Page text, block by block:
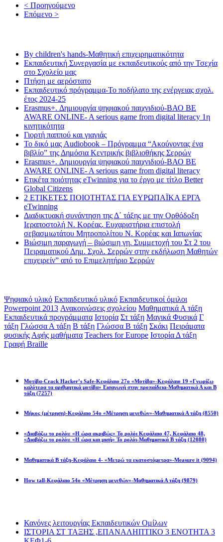
< Προηγούμενο
Επόμενο >
By children's hands-Μαθητική επιχειρηματικότητα
Εκπαιδευτική Συνεργασία με εκπαιδευτικούς από την Τσεχία
στο Σχολείο μας
Πτήση με αερόστατο
Εκπαιδευτικό πρόγραμμα-Το ποδήλατο της ενέργειας σχολ.
έτος 2024-25
Erasmus+. Δημιουργία ψηφιακού παιχνιδιού-ΒΑΟ BE
AWARE ONLINE- A serious game from digital literacy 1η
κινητικότητα
Γιορτή παππού και γιαγιάς
Το δικό μας Audiobook – Πρόγραμμα “Ακούγοντας ένα
βιβλίο” της Δημόσια Κεντρικής βιβλιοθήκης Σερρών
Erasmus+. Δημιουργία ψηφιακού παιχνιδιού-ΒΑΟ BE
AWARE ONLINE- A serious game from digital literacy
Ετικέτα ποιότητας eTwinning για το έργο με τίτλο Better
Global Citizens
2 ΕΤΙΚΕΤΕΣ ΠΟΙΟΤΗΤΑΣ ΓΙΑ ΕΥΡΩΠΑΪΚΑ ΕΡΓΑ
eTwinning
Διαδικτυακή συνάντηση της Δ΄ τάξης με την Ορθόδοξη
Ιεραποστολή Ν. Κορέας. Ευχαριστήρια επιστολή
σεβασμιωτάτου Μητροπολίτου Ν. Κορέας και Ιαπωνίας
Βιώσιμη παραγωγή – βιώσιμη γη. Συμμετοχή του Στ 2 του
Πειραματικού Δημ. Σχολ. Σερρών στην εκδήλωση Μαθητών
επιχειρείν” από το Επιμελητήριο Σερρών
Ψηφιακό υλικό Εκπαιδευτικό υλικό Εκπαιδευτικοί όμιλοι
Powerpoint 2013 Ανακοινώσεις σχολείου Μαθηματικά Α τάξη
Εκπαιδευτικά προγράμματα Ιστορία Στ τάξη Μαγικά Φυσικά Γ
τάξη Γλώσσα Α τάξη Β τάξη Γλώσσα Β τάξη Σκάκι Πειράματα
φυσικής Αφής μαθήματα Teachers for Europe Ιστορία Δ τάξη
Γραφή Braille
Μοτίβα-Crack Hacker’s Safe-Κεφάλαιο 27ο «Μοτίβα»-Κεφάλαιο 19 «Γνωρίζω
καλύτερα τα αριθμητικά μοτίβα» Εισαγωγή στην προπαίδεια-Μαθηματικά Α και Β
τάξη (7257)
Μήκος (μέτρηση)-Κεφάλαιο 54ο «Μέτρηση μεγεθών»-Μαθηματικά Α τάξη (8550)
«Διαβάζω το ρολόι: «Η ώρα ακριβώς» Το ρολόι Κεφάλαιο 47, Κεφάλαιο 48,
«Διαβάζω το ρολόι: «Η ώρα και μισή» Το ρολόι-Μαθηματικά Β τάξη (12080)
Μαθηματικά Β τάξη-Κεφάλαιο 4- «Μετρώ τα εκατοστόμετρα»-Measure it (9094)
How tall-Κεφάλαιο 54ο «Μέτρηση μεγεθών»-Μαθηματικά Α τάξη (9879)
Κανόνες λειτουργίας Εκπαιδευτικών Ομίλων
ΙΣΤΟΡΙΑ ΣΤ ΤΑΞΗΣ ,ΕΠΑΝΑΛΗΠΤΙΚΟ 3 ΕΝΟΤΗΤΑ 3